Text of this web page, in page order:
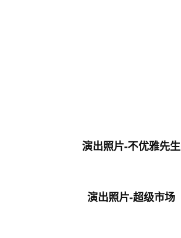
演出照片-不优雅先生
演出照片-超级市场